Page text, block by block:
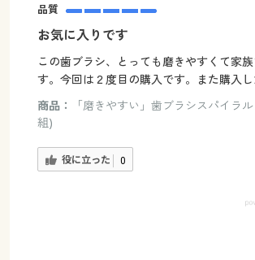
品質
お気に入りです
この歯ブラシ、とっても磨きやすくて家
す。今回は２度目の購入です。また購入し
商品：
「磨きやすい」歯ブラシスパイラ
組)
役に立った 0